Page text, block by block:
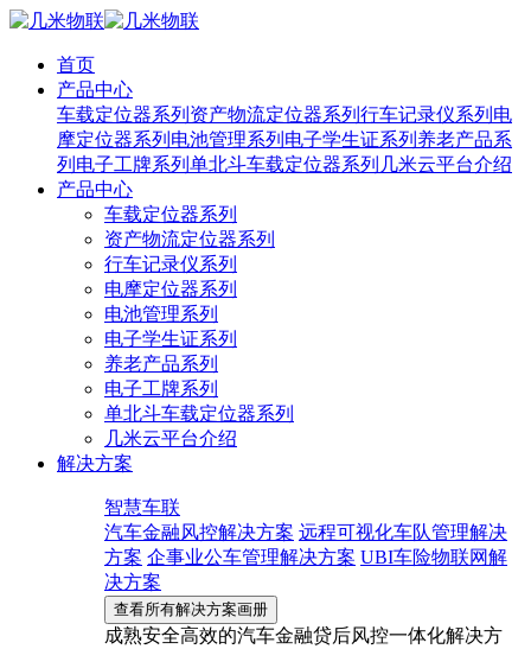
首页
产品中心
车载定位器系列 资产物流定位器系列 行车记录仪系列 电
摩定位器系列 电池管理系列 电子学生证系列 养老产品系
列 电子工牌系列 单北斗车载定位器系列 几米云平台介绍
产品中心
车载定位器系列
资产物流定位器系列
行车记录仪系列
电摩定位器系列
电池管理系列
电子学生证系列
养老产品系列
电子工牌系列
单北斗车载定位器系列
几米云平台介绍
解决方案
智慧车联
汽车金融风控解决方案 远程可视化车队管理解决
方案 企事业公车管理解决方案 UBI车险物联网解
决方案
查看所有解决方案画册
成熟安全高效的汽车金融贷后风控一体化解决方